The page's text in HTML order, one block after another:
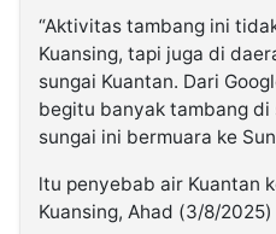
“Aktivitas tambang ini
Kuansing, tapi juga di
sungai Kuantan. Dari
begitu banyak tambang di
sungai ini bermuara ke
ltu penyebab air Kuantan
Kuansing, Ahad (3/8/